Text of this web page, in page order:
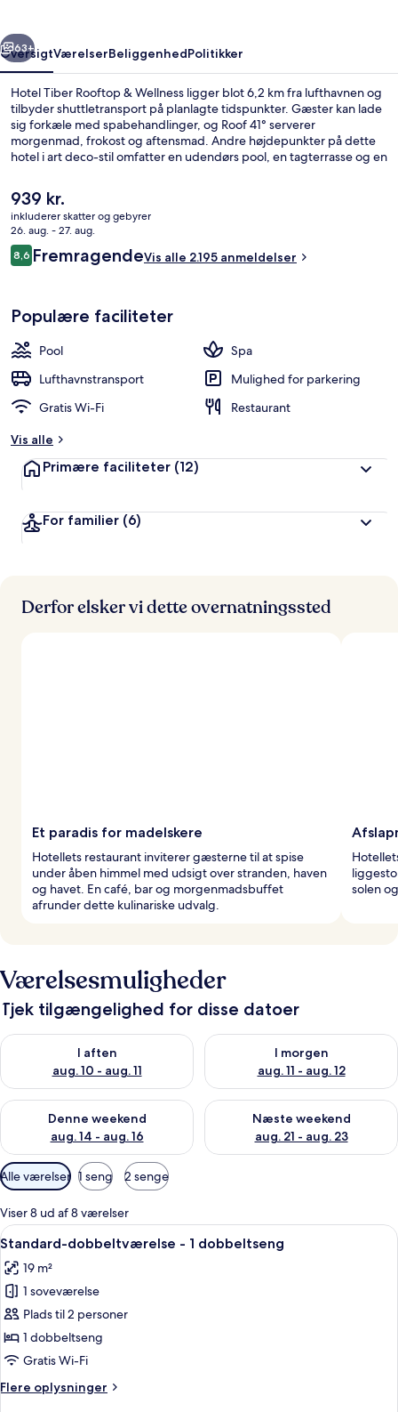
Næste
63+
OversigtVærelserBeliggenhedPolitikker
Hotel Tiber Rooftop & Wellness ligger blot 6,2 km fra lufthavnen og
tilbyder shuttletransport på planlagte tidspunkter. Gæster kan lade
sig forkæle med spabehandlinger, og Roof 41° serverer
morgenmad, frokost og aftensmad. Andre højdepunkter på dette
hotel i art deco-stil omfatter en udendørs pool, en tagterrasse og en
gode bedømmelser fra rejsende.
Den
nuværende
pris
er
939 kr.
939 kr.
inkluderer skatter og gebyrer
26. aug. - 27. aug.
Anmeldelser
8,68,6 ud af 10.
FremragendeVis alle 2.195 anmeldelser
Populære faciliteter
Pool
Spa
Lufthavnstransport
Mulighed for parkering
Gratis Wi-Fi
Restaurant
Vis alle
Primære faciliteter (12)
For familier (6)
Derfor elsker vi dette overnatningssted
Et paradis for madelskere
Hotellets restaurant inviterer gæsterne til at spise
under åben himmel med udsigt over stranden, haven
og havet. En café, bar og morgenmadsbuffet
afrunder dette kulinariske udvalg.
solen
Værelsesmuligheder
Tjek tilgængelighed for disse datoer
I aften
aug. 10 - aug. 11
Tjek tilgængelighed for i aften aug. 10 - aug. 11
I morgen
aug. 11 - aug. 12
Tjek tilgængelighed for i
Denne weekend
aug. 14 - aug. 16
Tjek tilgængelighed for denne weekend aug. 14 - aug. 16
Næste weekend
aug. 21 - aug. 23
Tjek tilgængelighed for næste
Tilgængelige
filtre
for
værelser
Alle værelser 1 seng 2 senge
Viser 8 ud af 8 værelser
Indlæs
alle
billeder
af
Standard-
dobbeltværelse
-
dobbeltseng
Et hotelværelse med en stor seng,
11
Standard-dobbeltværelse - 1 dobbeltseng
19 m²
1 soveværelse
Plads til 2 personer
1 dobbeltseng
Gratis Wi-Fi
Flere oplysninger
Flere